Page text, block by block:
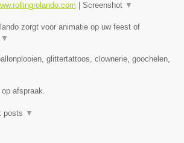
Screenshot ▼
zorgt voor animatie op uw feest of
▼
glittertattoos, clownerie, goochelen,
afspraak.
posts ▼